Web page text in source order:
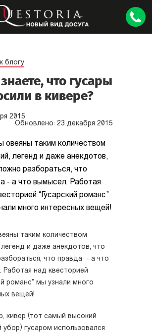
блогу
что гусары
в кивере?
2015
Обновлено: 23 декабря 2015
овеяны таким количеством
легенд и даже анекдотов,
разбораться, что
- а что вымысел. Работая
“Гусарский романс”
много интересных вещей!
таким количеством
и даже анекдотов, что
что правда - а что
Работая над квесторией
романс” мы узнали много
вещей!
кивер (тот самый высокий
убор) гусаром использовался